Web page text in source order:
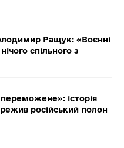
Ращук: «Воєнні
спільного з
історія
російський полон